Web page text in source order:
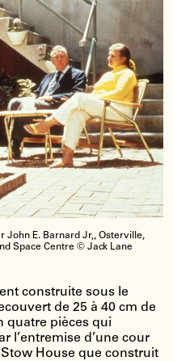
John E. Barnard Jr,, Osterville,
Space Centre © Jack Lane
construite sous le
de 25 à 40 cm de
quatre pièces qui
l’entremise d’une cour
House que construit